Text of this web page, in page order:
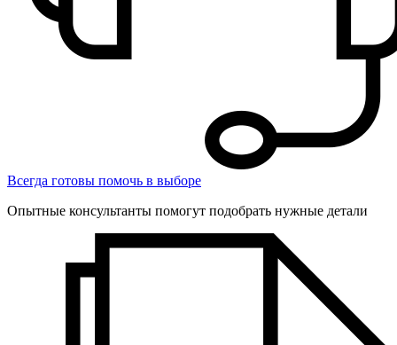
Всегда готовы помочь в выборе
Опытные консультанты помогут подобрать нужные детали